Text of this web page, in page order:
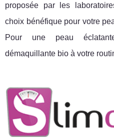
proposée par les
choix bénéfique pour votre
Pour une peau
démaquillante bio à votre